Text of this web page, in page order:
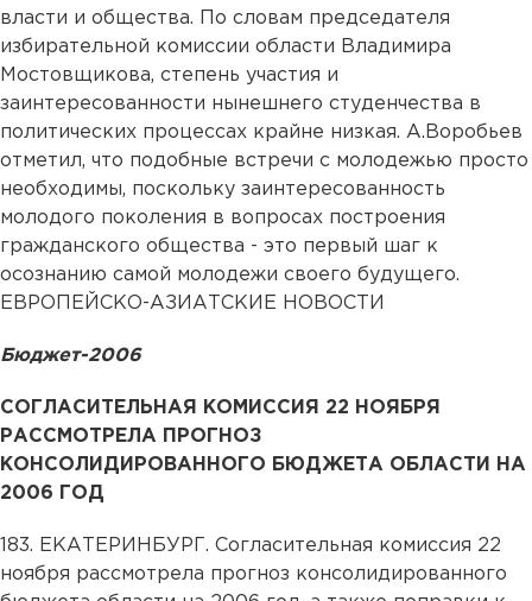
власти и общества. По словам председателя
избирательной комиссии области Владимира
Мостовщикова, степень участия и
заинтересованности нынешнего студенчества в
политических процессах крайне низкая. А.Воробьев
отметил, что подобные встречи с молодежью просто
необходимы, поскольку заинтересованность
молодого поколения в вопросах построения
гражданского общества - это первый шаг к
осознанию самой молодежи своего будущего.
ЕВРОПЕЙСКО-АЗИАТСКИЕ НОВОСТИ
Бюджет-2006
СОГЛАСИТЕЛЬНАЯ КОМИССИЯ 22 НОЯБРЯ
РАССМОТРЕЛА ПРОГНОЗ
КОНСОЛИДИРОВАННОГО БЮДЖЕТА ОБЛАСТИ НА
2006 ГОД
183. ЕКАТЕРИНБУРГ. Согласительная комиссия 22
ноября рассмотрела прогноз консолидированного